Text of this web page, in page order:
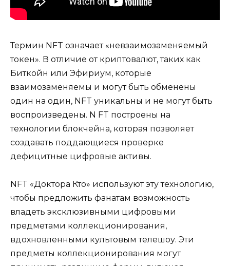
Термин NFT означает «невзаимозаменяемый
токен». В отличие от криптовалют, таких как
Биткойн или Эфириум, которые
взаимозаменяемы и могут быть обменены
один на один, NFT уникальны и не могут быть
воспроизведены. N FT построены на
технологии блокчейна, которая позволяет
создавать поддающиеся проверке
дефицитные цифровые активы.
NFT «Доктора Кто» используют эту технологию,
чтобы предложить фанатам возможность
владеть эксклюзивными цифровыми
предметами коллекционирования,
вдохновленными культовым телешоу. Эти
предметы коллекционирования могут